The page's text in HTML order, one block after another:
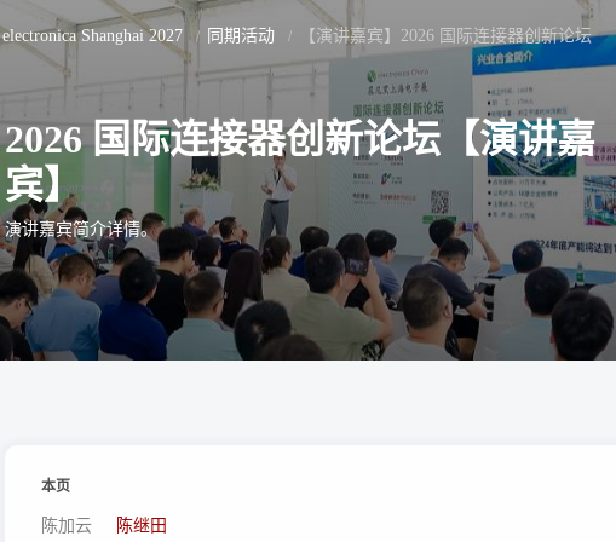
2026 国际连接器创新论坛【演讲嘉
宾】
演讲嘉宾简介详情。
electronica Shanghai 2027 同期活动 【演讲嘉宾】2026 国际连接器创新论坛
本页
陈加云 陈继田